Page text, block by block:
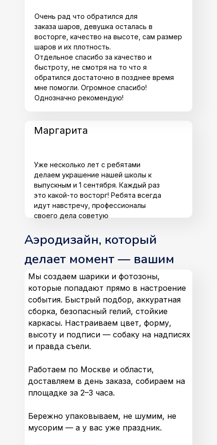
Уже несколько лет с ребятами
делаем украшение нашей школы к
выпускным и 1 сентября. Каждый раз
это какой-то восторг! Ребята всегда
идут навстречу, профессионалы
своего дела советую
Маргарита
Очень рад что обратился для
заказа шаров, девушка осталась в
восторге, качество на высоте, сам размер
шаров и их плотность.
Отдельное спасибо за качество и
быстроту, не смотря на то что я
обратился достаточно в позднее время
мне помогли. Огромное спасибо!
Однозначно рекомендую!
Аэродизайн, который
делает момент — вашим
Мы создаем шарики и фотозоны,
которые попадают прямо в настроение
события. Быстрый подбор, аккуратная
сборка, безопасный гелий, стойкие
каркасы. Настраиваем цвет, форму,
высоту и подписи — собаку на надписях
и правда съели.
Работаем по Москве и области,
доставляем в день заказа, собираем на
площадке за 2–3 часа.
Бережно упаковываем, не шумим, не
мусорим — а у вас уже праздник.